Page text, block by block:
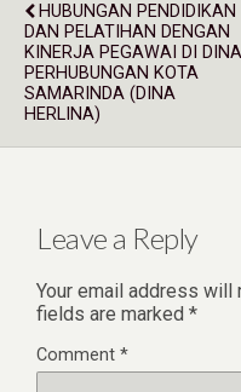
HUBUNGAN PENDIDIKAN
DAN PELATIHAN DENGAN
KINERJA PEGAWAI DI
PERHUBUNGAN KOTA
SAMARINDA (DINA
HERLINA)
Leave a Reply
Your email address will
fields are marked *
Comment *